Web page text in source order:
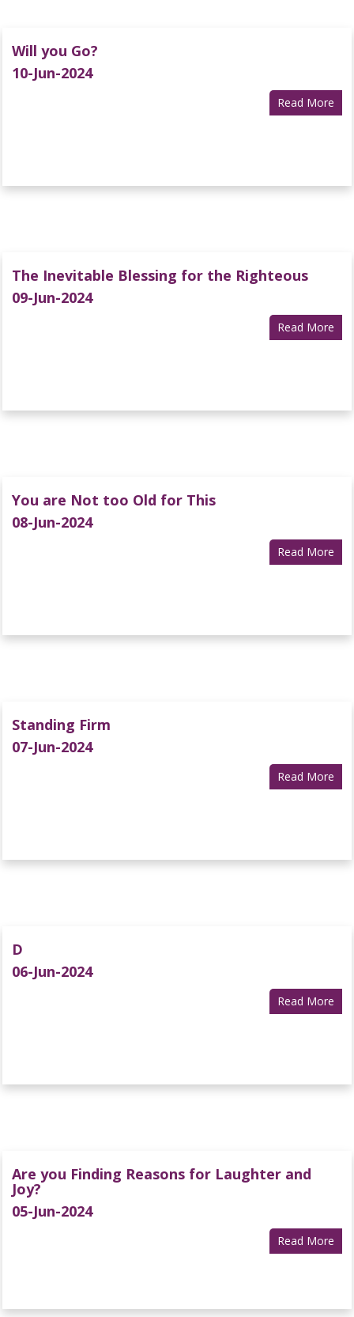
Will you Go?
10-Jun-2024
Read More
The Inevitable Blessing for the Righteous
09-Jun-2024
Read More
You are Not too Old for This
08-Jun-2024
Read More
Standing Firm
07-Jun-2024
Read More
D
06-Jun-2024
Read More
Are you Finding Reasons for Laughter and
Joy?
05-Jun-2024
Read More